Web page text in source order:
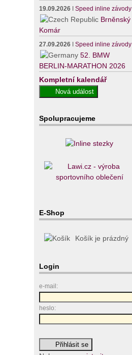
19.09.2026 ISpeed inline závody
Brněnský
Komár
27.09.2026 ISpeed inline závody
52. BMW
BERLIN-MARATHON 2026
Kompletní kalendář
Spolupracujeme
E-Shop
Košík je prázdný
Login
e-mail:
heslo: